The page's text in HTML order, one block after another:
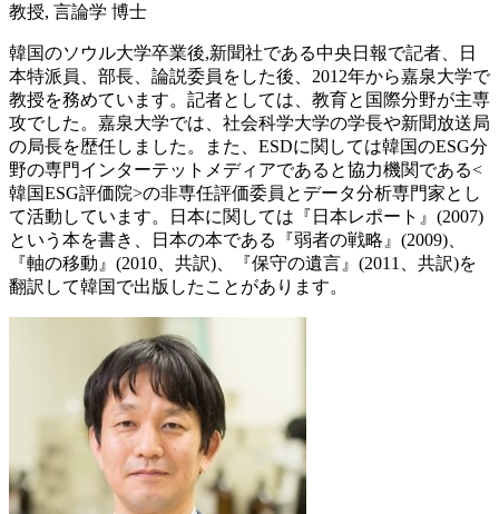
教授, 言論学 博士
韓国のソウル大学卒業後,新聞社である中央日報で記者、日
本特派員、部長、論説委員をした後、2012年から嘉泉大学で
教授を務めています。記者としては、教育と国際分野が主専
攻でした。嘉泉大学では、社会科学大学の学長や新聞放送局
の局長を歴任しました。また、ESDに関しては韓国のESG分
野の専門インターテットメディアである と協力機関である<
韓国ESG評価院>の非専任評価委員とデータ分析専門家とし
て活動しています。日本に関しては『日本レポート』(2007)
という本を書き、日本の本である『弱者の戦略』(2009)、
『軸の移動』(2010、共訳)、『保守の遺言』(2011、共訳)を
翻訳して韓国で出版したことがあります。